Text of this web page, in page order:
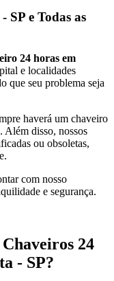
SP e Todas as
24 horas em
e localidades
que seu problema seja
haverá um chaveiro
Além disso, nossos
ou obsoletas,
com nosso
e segurança.
24
- SP?